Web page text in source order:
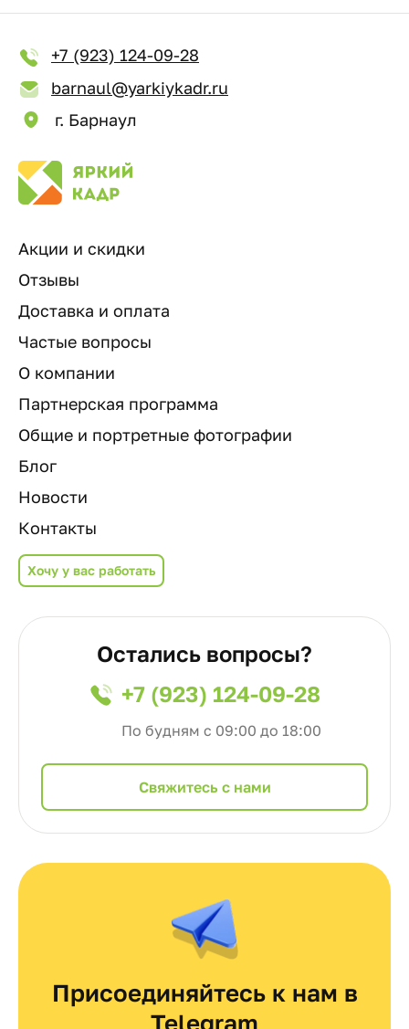
+7 (923) 124-09-28
barnaul@yarkiykadr.ru
г. Барнаул
Акции и скидки
Отзывы
Доставка и оплата
Частые вопросы
О компании
Партнерская программа
Общие и портретные фотографии
Блог
Новости
Контакты
Хочу у вас работать
Остались вопросы?
+7 (923) 124-09-28
По будням с 09:00 до 18:00
Cвяжитесь с нами
Присоединяйтесь к нам в
Telegram